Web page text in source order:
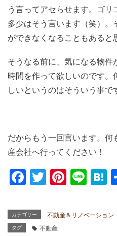
う言ってアセらせます。ゴ
多少はそう言います（笑）
ができなくなることもあると
そうなる前に、気になる物件
時間を作って欲しいのです。
しいというのはそういう事で
だからもう一回言います。何
産会社へ行ってください！
F
c
e
T
tt
er
Pi
er
Li
e
e
カテゴリー 不動産＆リノベーション
タグ 不動産